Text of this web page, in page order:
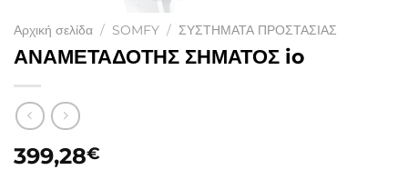
Αρχική σελίδα / SOMFY / ΣΥΣΤΗΜΑΤΑ ΠΡΟΣΤΑΣΙΑΣ
ΑΝΑΜΕΤΑΔΟΤΗΣ ΣΗΜΑΤΟΣ io
399,28€